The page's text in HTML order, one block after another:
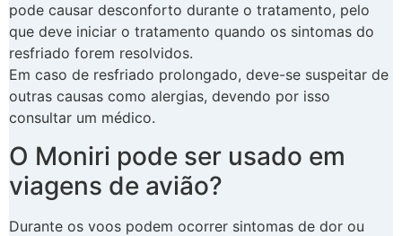
pode causar desconforto durante o tratamento, pelo
que deve iniciar o tratamento quando os sintomas do
resfriado forem resolvidos.
Em caso de resfriado prolongado, deve-se suspeitar de
outras causas como alergias, devendo por isso
consultar um médico.
O Moniri pode ser usado em
viagens de avião?
Durante os voos podem ocorrer sintomas de dor ou